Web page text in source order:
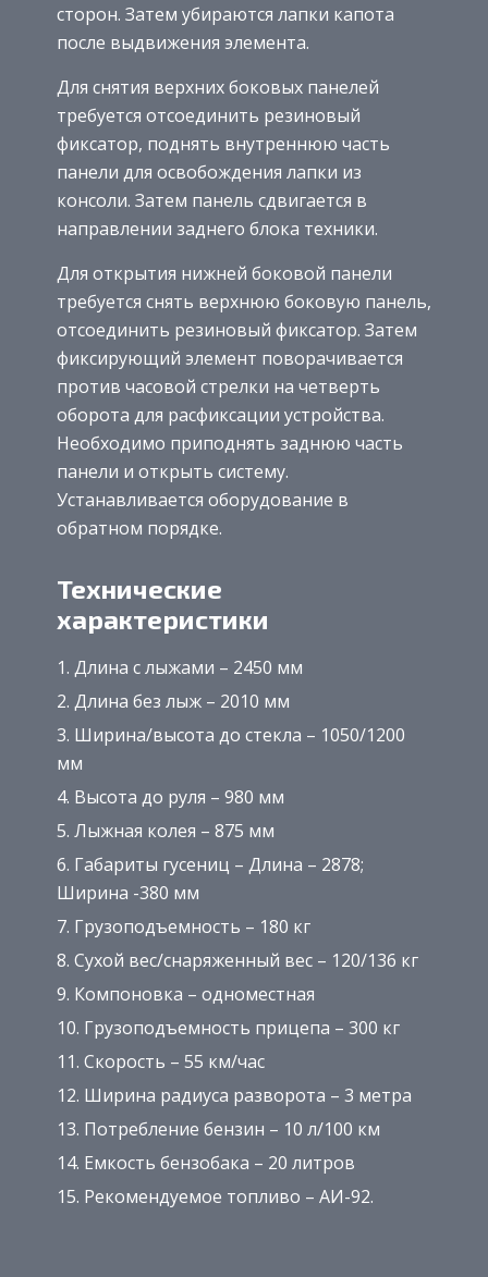
сторон. Затем убираются лапки капота
после выдвижения элемента.
Для снятия верхних боковых панелей
требуется отсоединить резиновый
фиксатор, поднять внутреннюю часть
панели для освобождения лапки из
консоли. Затем панель сдвигается в
направлении заднего блока техники.
Для открытия нижней боковой панели
требуется снять верхнюю боковую панель,
отсоединить резиновый фиксатор. Затем
фиксирующий элемент поворачивается
против часовой стрелки на четверть
оборота для расфиксации устройства.
Необходимо приподнять заднюю часть
панели и открыть систему.
Устанавливается оборудование в
обратном порядке.
Технические
характеристики
Длина с лыжами – 2450 мм
Длина без лыж – 2010 мм
Ширина/высота до стекла – 1050/1200
мм
Высота до руля – 980 мм
Лыжная колея – 875 мм
Габариты гусениц – Длина – 2878;
Ширина -380 мм
Грузоподъемность – 180 кг
Сухой вес/снаряженный вес – 120/136 кг
Компоновка – одноместная
Грузоподъемность прицепа – 300 кг
Скорость – 55 км/час
Ширина радиуса разворота – 3 метра
Потребление бензин – 10 л/100 км
Емкость бензобака – 20 литров
Рекомендуемое топливо – АИ-92.